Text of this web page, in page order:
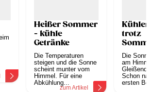
Heißer Sommer
- kühle
Getränke
Die Temperaturen
steigen und die Sonne
scheint munter vom
Himmel. Für eine
Abkühlung...
zum Artikel
Kühler
trotz
mit der
Die
am
Schon
ersten